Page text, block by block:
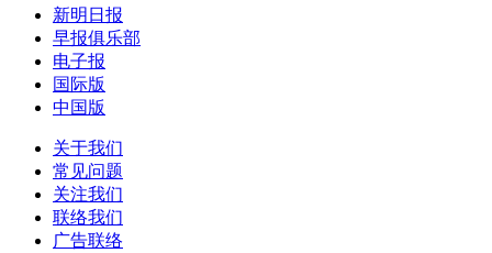
新明日报
早报俱乐部
电子报
国际版
中国版
关于我们
常见问题
关注我们
联络我们
广告联络